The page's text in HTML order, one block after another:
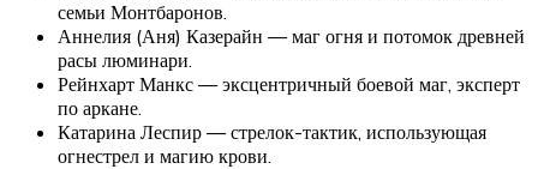
семьи Монтбаронов.
Аннелия (Аня) Казерайн — маг огня и потомок древней
расы люминари.
Рейнхарт Манкс — эксцентричный боевой маг, эксперт
по аркане.
Катарина Леспир — стрелок-тактик, использующая
огнестрел и магию крови.